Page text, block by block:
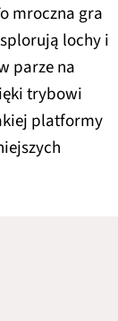
mroczna gra
lochy i
parze na
trybowi
platformy